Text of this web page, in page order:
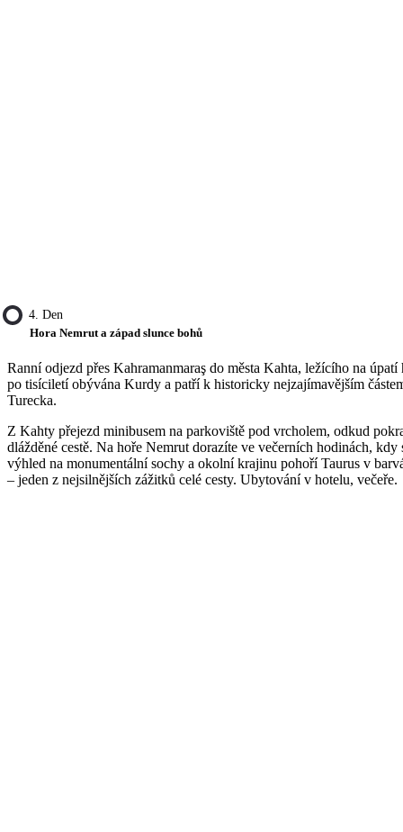
4. Den
Hora Nemrut a západ slunce bohů
Ranní odjezd přes Kahramanmaraş do města Kahta, ležícího na
po tisíciletí obývána Kurdy a patří k historicky nejzajímavějším
Turecka.
Z Kahty přejezd minibusem na parkoviště pod vrcholem, odkud
dlážděné cestě. Na hoře Nemrut dorazíte ve večerních hodinách, kdy
výhled na monumentální sochy a okolní krajinu pohoří Taurus v
– jeden z nejsilnějších zážitků celé cesty. Ubytování v hotelu, večeře.